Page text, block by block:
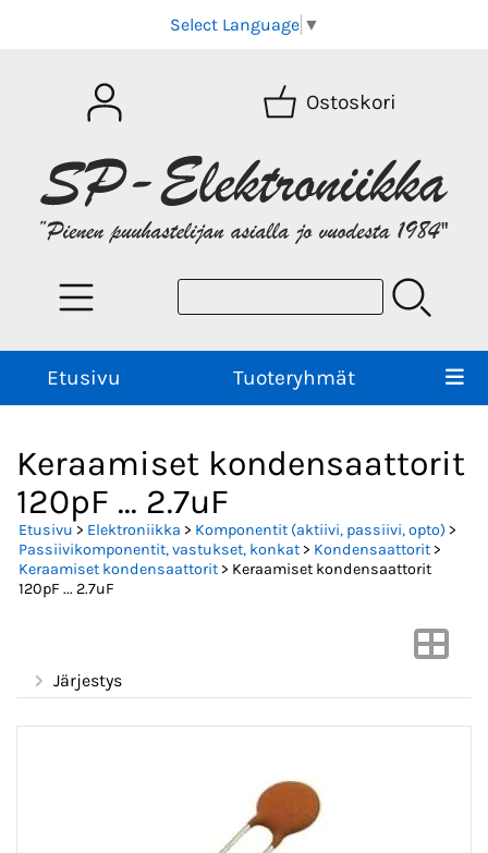
Select Language ▼
Ostoskori
Etusivu Tuoteryhmät
Keraamiset kondensaattorit
120pF ... 2.7uF
Etusivu > Elektroniikka > Komponentit (aktiivi, passiivi, opto) >
Passiivikomponentit, vastukset, konkat> Kondensaattorit>
Keraamiset kondensaattorit> Keraamiset kondensaattorit
120pF ... 2.7uF
Järjestys